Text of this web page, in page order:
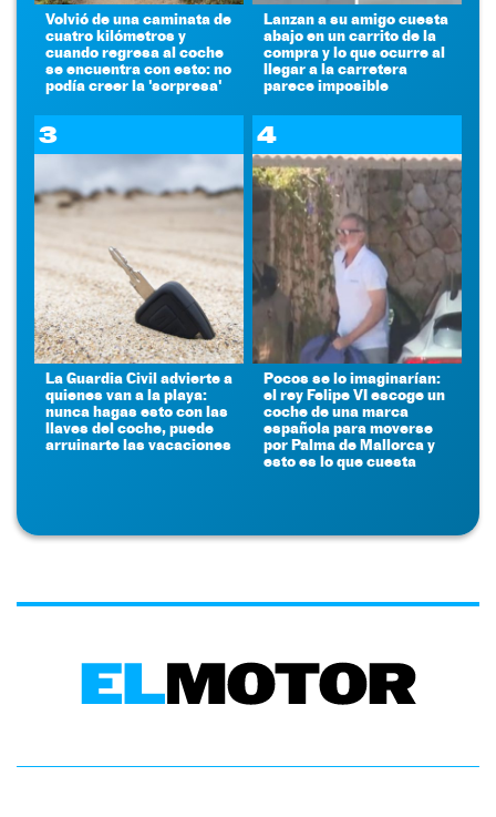
Volvió de una caminata de
cuatro kilómetros y
cuando regresa al coche
se encuentra con esto: no
podía creer la 'sorpresa'
Lanzan a su amigo cuesta
abajo en un carrito de la
compra y lo que ocurre al
llegar a la carretera
parece imposible
3
La Guardia Civil advierte a
quienes van a la playa:
nunca hagas esto con las
llaves del coche, puede
arruinarte las vacaciones
4
Pocos se lo imaginarían:
el rey Felipe VI escoge un
coche de una marca
española para moverse
por Palma de Mallorca y
esto es lo que cuesta